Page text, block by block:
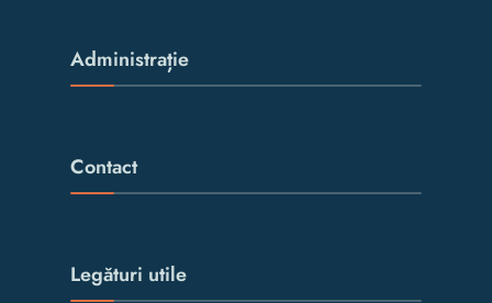
Administrație
Contact
Legături utile